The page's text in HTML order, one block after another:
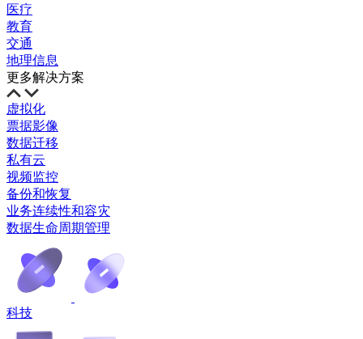
医疗
教育
交通
地理信息
更多解决方案
虚拟化
票据影像
数据迁移
私有云
视频监控
备份和恢复
业务连续性和容灾
数据生命周期管理
科技